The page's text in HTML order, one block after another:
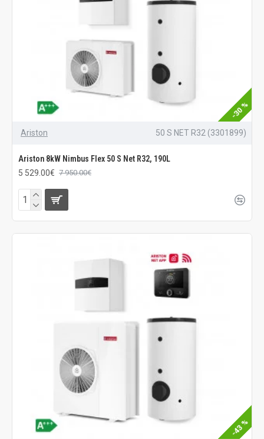
-30 %
Ariston 50 S NET R32 (3301899)
Ariston 8kW Nimbus Flex 50 S Net R32, 190L
5 529.00€ 7 950.00€
-43 %